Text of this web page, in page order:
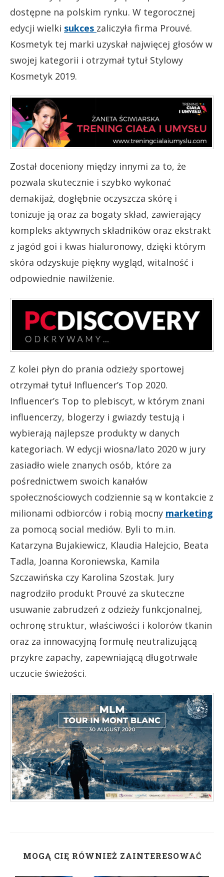
dostępne na polskim rynku. W tegorocznej
edycji wielki sukces zaliczyła firma Prouvé.
Kosmetyk tej marki uzyskał najwięcej głosów w
swojej kategorii i otrzymał tytuł Stylowy
Kosmetyk 2019.
Został doceniony między innymi za to, że
pozwala skutecznie i szybko wykonać
demakijaż, dogłębnie oczyszcza skórę i
tonizuje ją oraz za bogaty skład, zawierający
kompleks aktywnych składników oraz ekstrakt
z jagód goi i kwas hialuronowy, dzięki którym
skóra odzyskuje piękny wygląd, witalność i
odpowiednie nawilżenie.
Z kolei płyn do prania odzieży sportowej
otrzymał tytuł Influencer’s Top 2020.
Influencer’s Top to plebiscyt, w którym znani
influencerzy, blogerzy i gwiazdy testują i
wybierają najlepsze produkty w danych
kategoriach. W edycji wiosna/lato 2020 w jury
zasiadło wiele znanych osób, które za
pośrednictwem swoich kanałów
społecznościowych codziennie są w kontakcie z
milionami odbiorców i robią mocny marketing
za pomocą social mediów. Byli to m.in.
Katarzyna Bujakiewicz, Klaudia Halejcio, Beata
Tadla, Joanna Koroniewska, Kamila
Szczawińska czy Karolina Szostak. Jury
nagrodziło produkt Prouvé za skuteczne
usuwanie zabrudzeń z odzieży funkcjonalnej,
ochronę struktur, właściwości i kolorów tkanin
oraz za innowacyjną formułę neutralizującą
przykre zapachy, zapewniającą długotrwałe
uczucie świeżości.
MOGĄ CIĘ RÓWNIEŻ ZAINTERESOWAĆ